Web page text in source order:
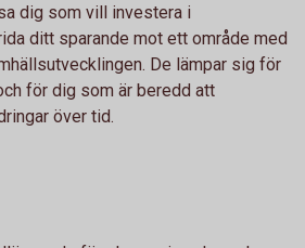
dig som vill investera i
ditt sparande mot ett område med
De lämpar sig för
för dig som är beredd att
över tid.